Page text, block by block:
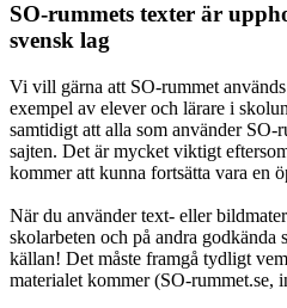
SO-rummets texter är
svensk lag
Vi vill gärna att SO-rummet
exempel av elever och lärare i
samtidigt att alla som använder SO-
sajten. Det är mycket viktigt
kommer att kunna fortsätta vara en
När du använder text- eller
skolarbeten och på andra godkända
källan! Det måste framgå tydligt
materialet kommer (SO-rummet.se,